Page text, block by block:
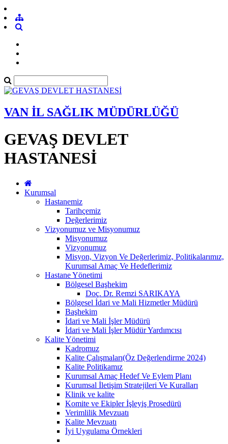
VAN İL SAĞLIK MÜDÜRLÜĞÜ
GEVAŞ DEVLET
HASTANESİ
Kurumsal
Hastanemiz
Tarihçemiz
Değerlerimiz
Vizyonumuz ve Misyonumuz
Misyonumuz
Vizyonumuz
Misyon, Vizyon Ve Değerlerimiz, Politikalarımız,
Kurumsal Amaç Ve Hedeflerimiz
Hastane Yönetimi
Bölgesel Başhekim
Doç. Dr. Remzi SARIKAYA
Bölgesel İdari ve Mali Hizmetler Müdürü
Başhekim
İdari ve Mali İşler Müdürü
İdari ve Mali İşler Müdür Yardımcısı
Kalite Yönetimi
Kadromuz
Kalite Çalışmaları(Öz Değerlendirme 2024)
Kalite Politikamız
Kurumsal Amaç Hedef Ve Eylem Planı
Kurumsal İletişim Stratejileri Ve Kuralları
Klinik ve kalite
Komite ve Ekipler İşleyiş Prosedürü
Verimlilik Mevzuatı
Kalite Mevzuatı
İyi Uygulama Örnekleri